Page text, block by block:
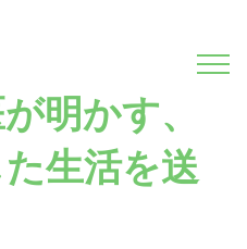
明かす、
生活を送